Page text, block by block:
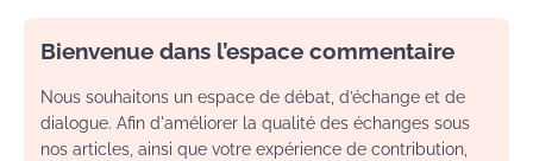
Bienvenue dans l’espace commentaire
Nous souhaitons un espace de débat, d’échange et de
dialogue. Afin d'améliorer la qualité des échanges sous
nos articles, ainsi que votre expérience de contribution,